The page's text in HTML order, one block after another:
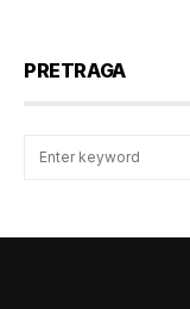
PRETRAGA